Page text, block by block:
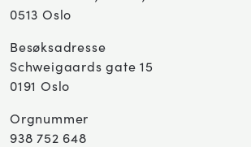
0513 Oslo
Besøksadresse
Schweigaards gate 15
0191 Oslo
Orgnummer
938 752 648